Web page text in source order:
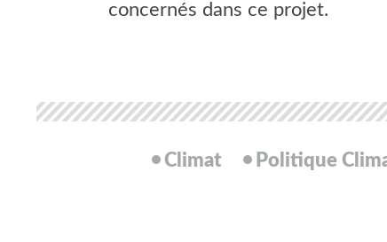
concernés dans ce projet.
Climat Politique